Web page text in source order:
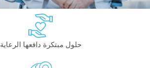
حلول مبتكرة دافعها الرعاية